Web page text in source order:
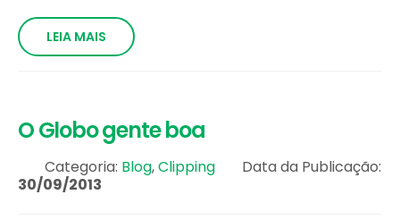
LEIA MAIS
O Globo gente boa
Categoria: Blog,Clipping
Data da Publicação:
30/09/2013